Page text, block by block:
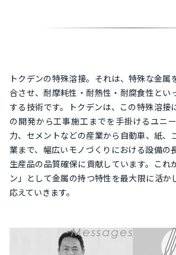
トクデンの特殊溶接。それは、特殊な金属
合させ、耐摩耗性・耐熱性・耐腐食性とい
する技術です。トクデンは、この特殊溶接
の開発から工事施工までを手掛けるユニ
力、セメントなどの産業から自動車、紙、
業まで、幅広いモノづくりにおける設備の
生産品の品質確保に貢献しています。これ
ン」として金属の持つ特性を最大限に活か
応えていきます。